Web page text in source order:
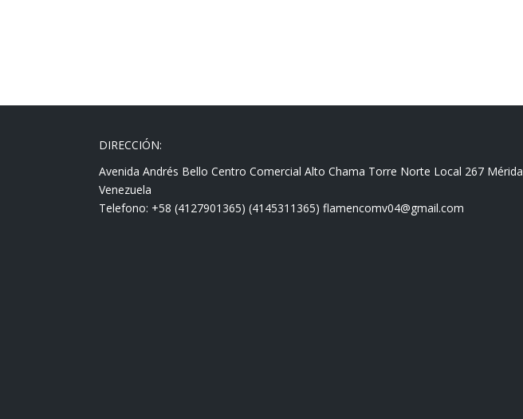
DIRECCIÓN:
Avenida Andrés Bello Centro Comercial Alto Chama Torre Norte Local 267 Mérida
Venezuela
Telefono: +58 (4127901365) (4145311365) flamencomv04@gmail.com